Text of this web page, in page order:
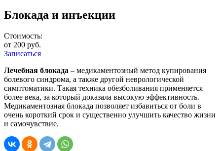
Блокада и инъекции
Стоимость:
от 200 руб.
Записаться
Лечебная блокада – медикаментозный метод купирования
болевого синдрома, а также другой неврологической
симптоматики. Такая техника обезболивания применяется
более века, за который доказала высокую эффективность.
Медикаментозная блокада позволяет избавиться от боли в
очень короткий срок и существенно улучшить качество жизни
и самочувствие.